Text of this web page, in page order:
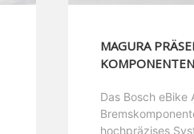
MAGURA
Das Bosch eBike
hochpräzises